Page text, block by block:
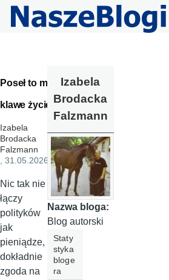
Przejdź do treści
Poseł to ma
klawe życie
Izabela
Brodacka
Falzmann
, 31.05.2026
Nic tak nie
łączy
polityków
jak
pieniądze, a
dokładnie
zgoda na
Izabela
Brodacka
Falzmann
Nazwa bloga:
Blog autorski
Staty
styka
bloge
ra